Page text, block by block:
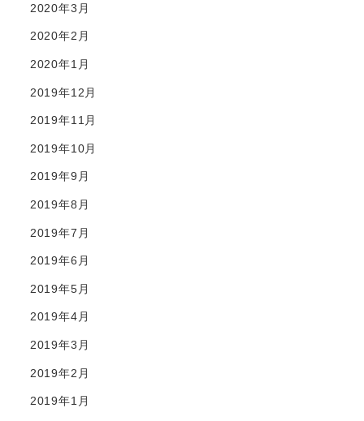
2020年3月
2020年2月
2020年1月
2019年12月
2019年11月
2019年10月
2019年9月
2019年8月
2019年7月
2019年6月
2019年5月
2019年4月
2019年3月
2019年2月
2019年1月